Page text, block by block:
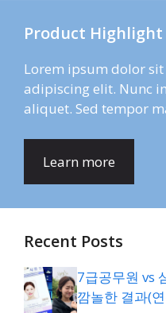
Product Highlight
Lorem ipsum dolor
adipiscing elit. Nunc
aliquet. Sed tempor
Learn more
Recent Posts
7급공무원 vs
깜놀한 결과(